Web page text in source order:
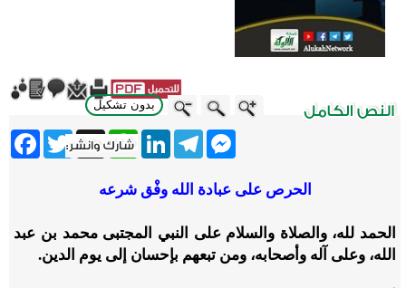
بدون تشكيل
Twitter X
WhatsApp
LinkedInTelegram
Messenger
الحرص على عبادة الله وفْق شرعه
الحمد لله، والصلاة والسلام على النبي المجتبى محمد بن عبد
الله، وعلى آله وأصحابه، ومن تبعهم بإحسان إلى يوم الدين.